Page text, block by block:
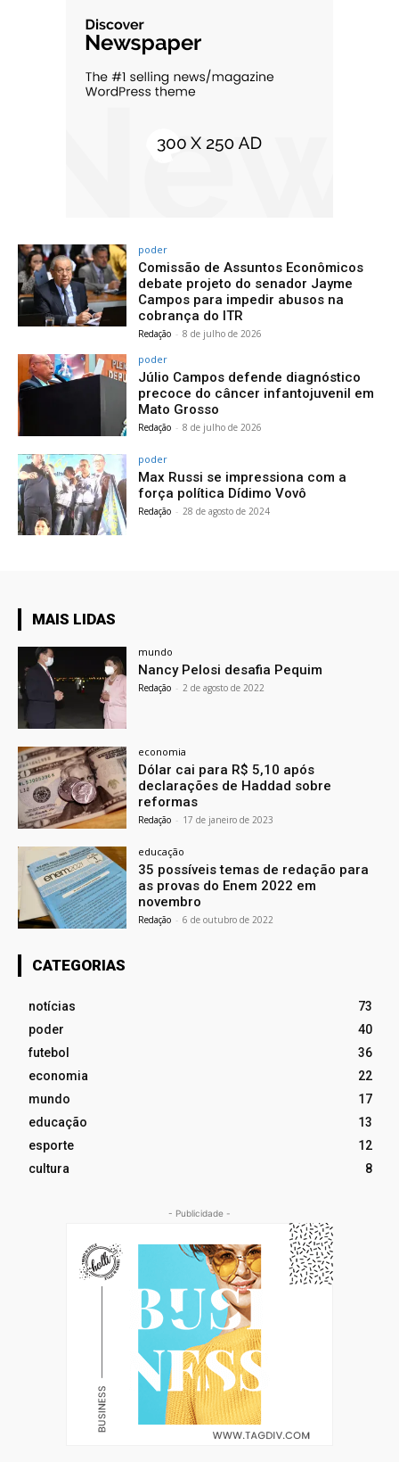
poder
Comissão de Assuntos Econômicos
debate projeto do senador Jayme
Campos para impedir abusos na
cobrança do ITR
Redação - 8 de julho de 2026
poder
Júlio Campos defende diagnóstico
precoce do câncer infantojuvenil em
Mato Grosso
Redação - 8 de julho de 2026
poder
Max Russi se impressiona com a
força política Dídimo Vovô
Redação - 28 de agosto de 2024
MAIS LIDAS
mundo
Nancy Pelosi desafia Pequim
Redação - 2 de agosto de 2022
economia
Dólar cai para R$ 5,10 após
declarações de Haddad sobre
reformas
Redação - 17 de janeiro de 2023
educação
35 possíveis temas de redação para
as provas do Enem 2022 em
novembro
Redação - 6 de outubro de 2022
CATEGORIAS
notícias
73
poder
40
futebol
36
economia
22
mundo
17
educação
13
esporte
12
cultura
8
- Publicidade -